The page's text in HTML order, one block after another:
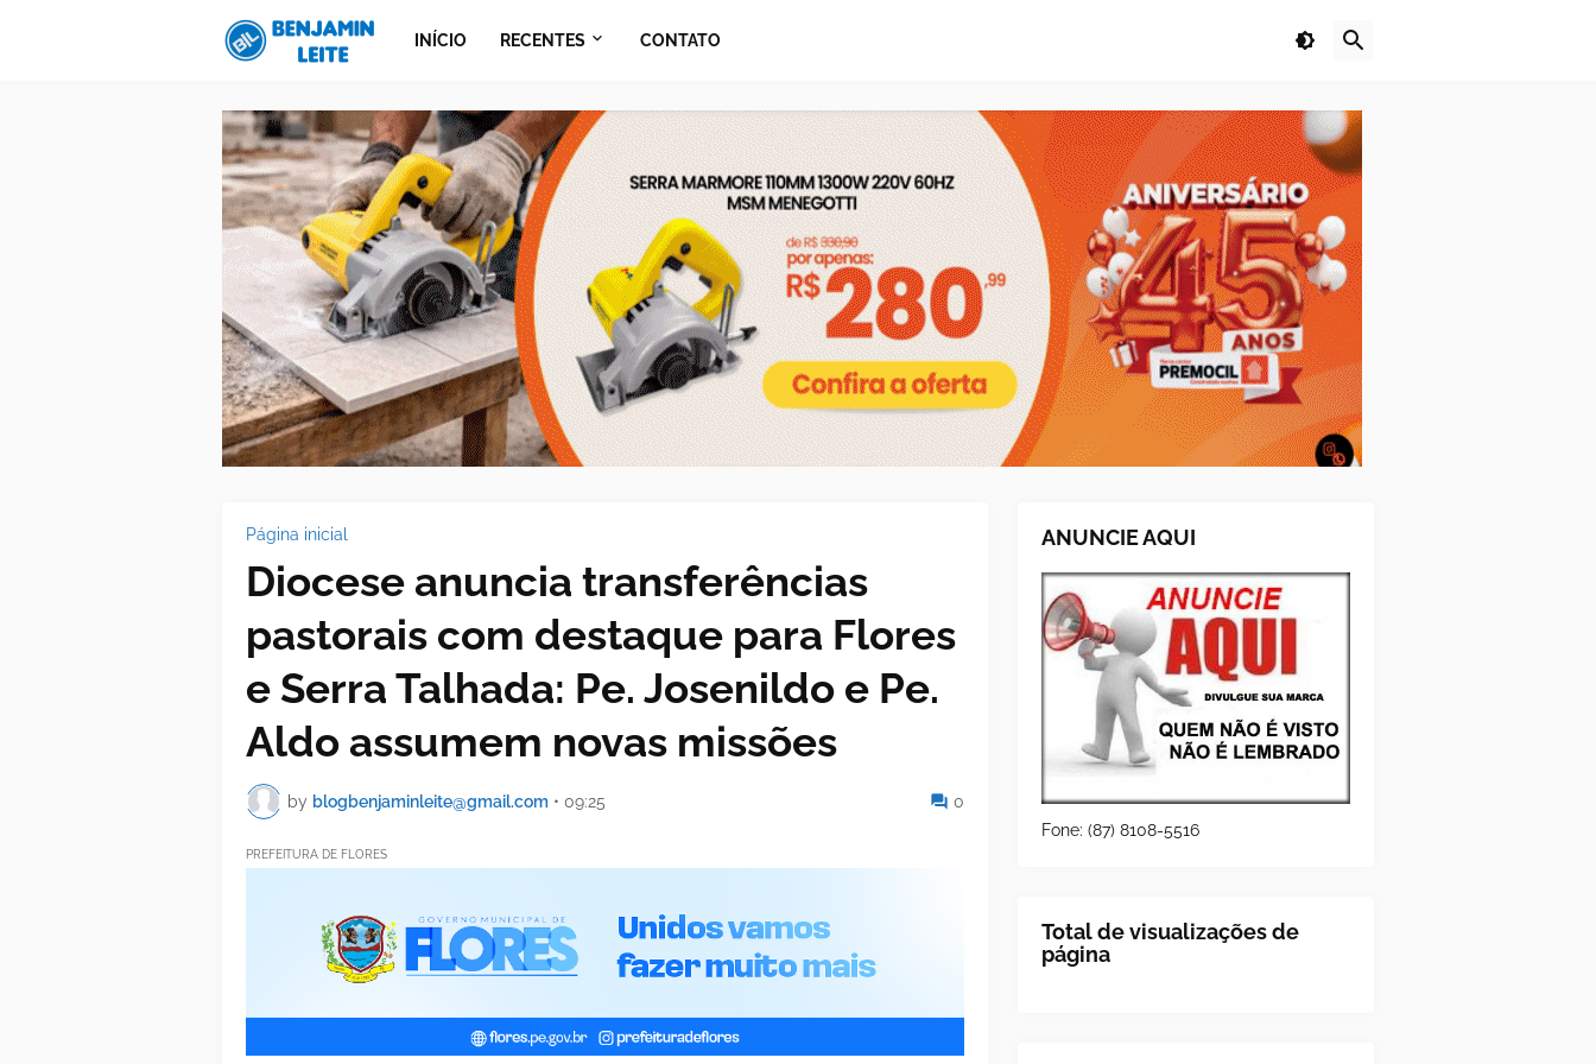
INÍCIO RECENTES CONTATO
Página inicial
Diocese anuncia transferências
pastorais com destaque para Flores
e Serra Talhada: Pe. Josenildo e Pe.
Aldo assumem novas missões
by blogbenjaminleite@gmail.com • 09:25 0
PREFEITURA DE FLORES
ANUNCIE AQUI
Fone: (87) 8108-5516
Total de visualizações de
página